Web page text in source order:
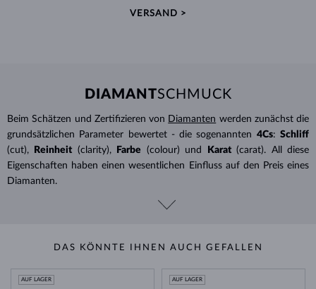
VERSAND >
DIAMANTSCHMUCK
Beim Schätzen und Zertifizieren von Diamanten werden zunächst die
grundsätzlichen Parameter bewertet - die sogenannten 4Cs: Schliff
(cut),
Reinheit (clarity), Farbe (colour) und Karat (carat). All diese
Eigenschaften haben einen wesentlichen Einfluss auf den Preis eines
Diamanten.
DAS KÖNNTE IHNEN AUCH GEFALLEN
AUF LAGER AUF LAGER